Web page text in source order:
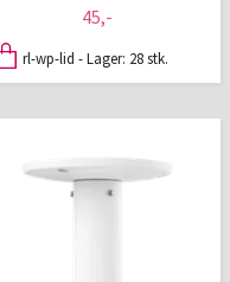
45,-
rl-wp-lid - Lager: 28 stk.